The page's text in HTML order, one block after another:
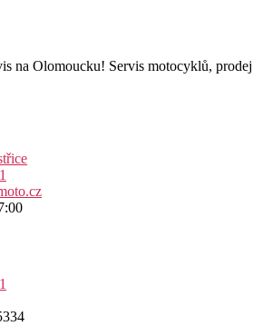
na Olomoucku! Servis motocyklů, prodej